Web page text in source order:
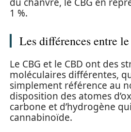
1 %.
Les différences entre
Le CBG et le CBD ont des
moléculaires différentes,
simplement référence au
disposition des atomes
carbone et d’hydrogène
cannabinoïde.